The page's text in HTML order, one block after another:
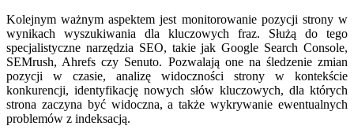
Kolejnym ważnym aspektem jest monitorowanie pozycji strony w
wynikach wyszukiwania dla kluczowych fraz. Służą do tego
specjalistyczne narzędzia SEO, takie jak Google Search Console,
SEMrush, Ahrefs czy Senuto. Pozwalają one na śledzenie zmian
pozycji w czasie, analizę widoczności strony w kontekście
konkurencji, identyfikację nowych słów kluczowych, dla których
strona zaczyna być widoczna, a także wykrywanie ewentualnych
problemów z indeksacją.